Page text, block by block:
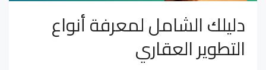
دليلك الشامل لمعرفة أنواع
التطوير العقاري